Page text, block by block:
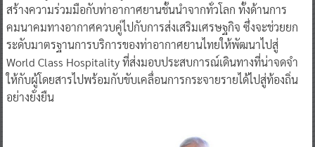
สร้างความร่วมมือกับท่าอากาศยานชั้นนำจากทั่วโลก ทั้งด้านการ
คมนาคมทางอากาศควบคู่ไปกับการส่งเสริมเศรษฐกิจ ซึ่งจะช่วยยก
ระดับมาตรฐานการบริการของท่าอากาศยานไทยให้พัฒนาไปสู่
World Class Hospitality ที่ส่งมอบประสบการณ์เดินทางที่น่าจดจำ
ให้กับผู้โดยสารไปพร้อมกับขับเคลื่อนการกระจายรายได้ไปสู่ท้องถิ่น
อย่างยั่งยืน